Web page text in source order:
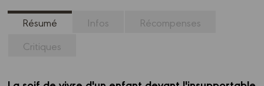
Résumé Infos
Récompenses
Critiques